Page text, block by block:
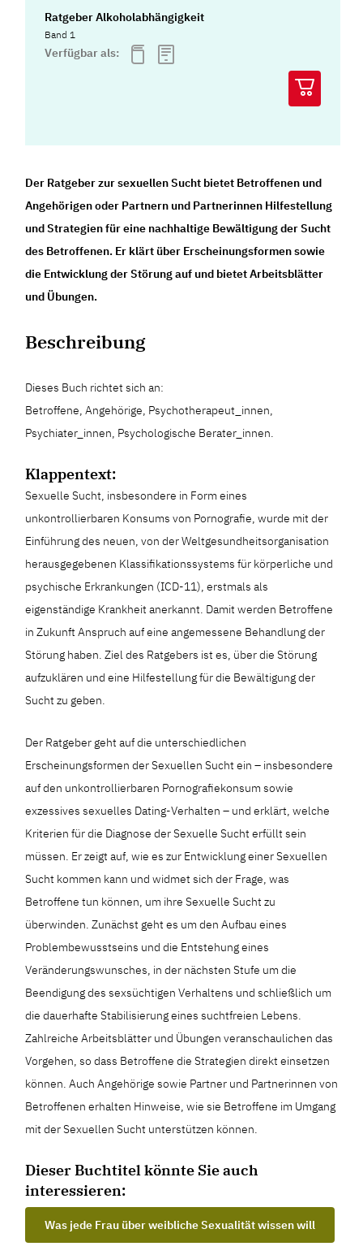
Ratgeber Alkoholabhängigkeit
Band 1
Verfügbar als:
Der Ratgeber zur sexuellen Sucht bietet Betroffenen und
Angehörigen oder Partnern und Partnerinnen Hilfestellung
und Strategien für eine nachhaltige Bewältigung der Sucht
des Betroffenen. Er klärt über Erscheinungsformen sowie
die Entwicklung der Störung auf und bietet Arbeitsblätter
und Übungen.
Beschreibung
Dieses Buch richtet sich an:
Betroffene, Angehörige, Psychotherapeut_innen,
Psychiater_innen, Psychologische Berater_innen.
Klappentext:
Sexuelle Sucht, insbesondere in Form eines
unkontrollierbaren Konsums von Pornografie, wurde mit der
Einführung des neuen, von der Weltgesundheitsorganisation
herausgegebenen Klassifikationssystems für körperliche und
psychische Erkrankungen (ICD-11), erstmals als
eigenständige Krankheit anerkannt. Damit werden Betroffene
in Zukunft Anspruch auf eine angemessene Behandlung der
Störung haben. Ziel des Ratgebers ist es, über die Störung
aufzuklären und eine Hilfestellung für die Bewältigung der
Sucht zu geben.
Der Ratgeber geht auf die unterschiedlichen
Erscheinungsformen der Sexuellen Sucht ein – insbesondere
auf den unkontrollierbaren Pornografiekonsum sowie
exzessives sexuelles Dating-Verhalten – und erklärt, welche
Kriterien für die Diagnose der Sexuelle Sucht erfüllt sein
müssen. Er zeigt auf, wie es zur Entwicklung einer Sexuellen
Sucht kommen kann und widmet sich der Frage, was
Betroffene tun können, um ihre Sexuelle Sucht zu
überwinden. Zunächst geht es um den Aufbau eines
Problembewusstseins und die Entstehung eines
Veränderungswunsches, in der nächsten Stufe um die
Beendigung des sexsüchtigen Verhaltens und schließlich um
die dauerhafte Stabilisierung eines suchtfreien Lebens.
Zahlreiche Arbeitsblätter und Übungen veranschaulichen das
Vorgehen, so dass Betroffene die Strategien direkt einsetzen
können. Auch Angehörige sowie Partner und Partnerinnen von
Betroffenen erhalten Hinweise, wie sie Betroffene im Umgang
mit der Sexuellen Sucht unterstützen können.
Dieser Buchtitel könnte Sie auch
interessieren:
Was jede Frau über weibliche Sexualität wissen will